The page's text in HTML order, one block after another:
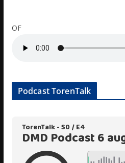
OF
Podcast TorenTalk